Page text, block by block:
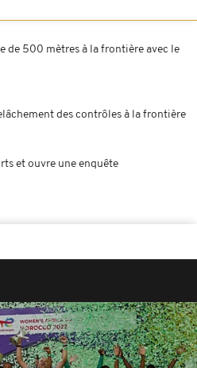
de 500 mètres à la frontière avec le
des contrôles à la frontière
et ouvre une enquête